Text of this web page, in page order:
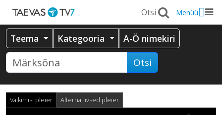
Menüü
Teema Kategooria A-Ö nimekiri
Otsi
Vaikimisi pleier Alternatiivsed pleier